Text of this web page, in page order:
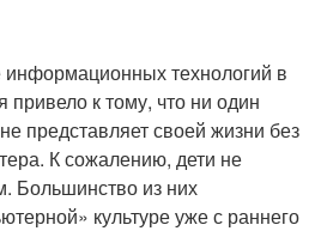
информационных технологий в
привело к тому, что ни один
представляет своей жизни без
К сожалению, дети не
Большинство из них
культуре уже с раннего